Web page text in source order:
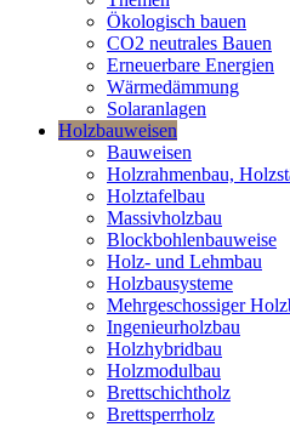
Ökologisch bauen
CO2 neutrales Bauen
Erneuerbare Energien
Wärmedämmung
Solaranlagen
Holzbauweisen
Bauweisen
Holzrahmenbau,
Holztafelbau
Massivholzbau
Blockbohlenbauweise
Holz- und Lehmbau
Holzbausysteme
Mehrgeschossiger
Ingenieurholzbau
Holzhybridbau
Holzmodulbau
Brettschichtholz
Brettsperrholz